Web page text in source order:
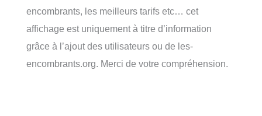
encombrants, les meilleurs tarifs etc… cet
affichage est uniquement à titre d’information
grâce à l’ajout des utilisateurs ou de les-
encombrants.org. Merci de votre compréhension.